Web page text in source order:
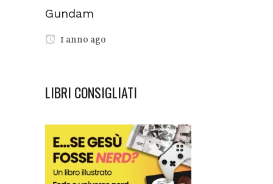
Gundam
1 anno ago
LIBRI CONSIGLIATI